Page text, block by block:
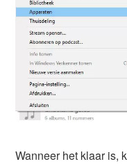
Wanneer het klaar is,